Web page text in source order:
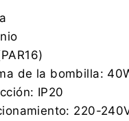
de la bombilla:
IP20
220-